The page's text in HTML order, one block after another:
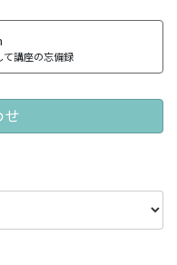
て講座の忘備録
せ